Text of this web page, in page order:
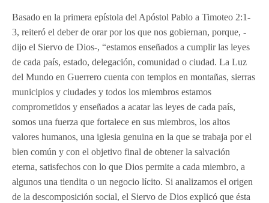
Basado en la primera epístola del Apóstol Pablo a Timoteo 2:1-
3, reiteró el deber de orar por los que nos gobiernan, porque, -
dijo el Siervo de Dios-, “estamos enseñados a cumplir las leyes
de cada país, estado, delegación, comunidad o ciudad. La Luz
del Mundo en Guerrero cuenta con templos en montañas, sierras
municipios y ciudades y todos los miembros estamos
comprometidos y enseñados a acatar las leyes de cada país,
somos una fuerza que fortalece en sus miembros, los altos
valores humanos, una iglesia genuina en la que se trabaja por el
bien común y con el objetivo final de obtener la salvación
eterna, satisfechos con lo que Dios permite a cada miembro, a
algunos una tiendita o un negocio lícito. Si analizamos el origen
de la descomposición social, el Siervo de Dios explicó que ésta